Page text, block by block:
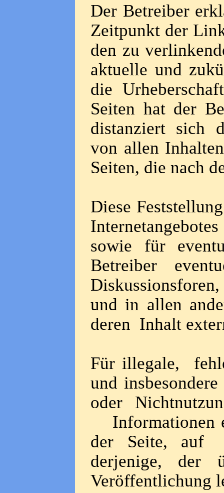
Der Betreiber
Zeitpunkt der
den zu
aktuelle und
die
Seiten hat der
distanziert sich
von allen
Seiten, die nach
Diese
sowie für
Betreiber
und in allen
deren Inhalt
Für illegale,
und
oder
Informationen
der Seite, auf
derjenige,
Veröffentlichung